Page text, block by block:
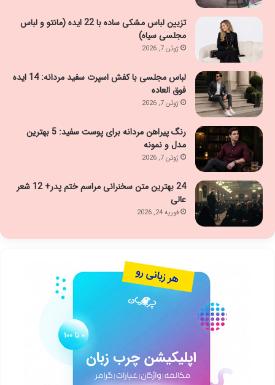
تزیین لباس مشکی ساده با 22 ایده (مانتو و لباس
مجلسی سیاه)
ژوئن 7, 2026
لباس مجلسی با کفش اسپرت سفید مردانه: 14 ایده
فوق العاده
ژوئن 7, 2026
رنگ پیراهن مردانه برای پوست سفید: 5 بهترین
مدل و نمونه
ژوئن 7, 2026
24 بهترین متن سخنرانی مراسم ختم پدر+ 12 شعر
عالی
فوریه 24, 2026